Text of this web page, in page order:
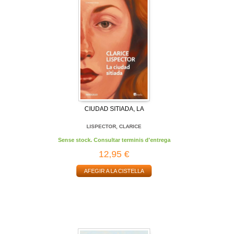
CIUDAD SITIADA, LA
LISPECTOR, CLARICE
Sense stock. Consultar terminis d'entrega
12,95 €
AFEGIR A LA CISTELLA